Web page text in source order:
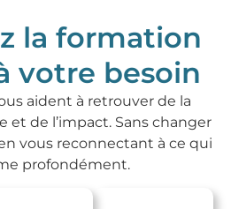
la formation
votre besoin
aident à retrouver de la
et de l’impact. Sans changer
vous reconnectant à ce qui
profondément.